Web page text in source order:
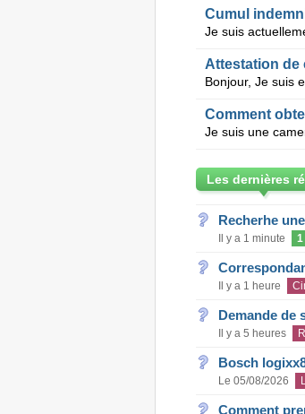
Cumul
Attestation de
Comment
Les dernières
Recherhe
Il y a 1 minute 1
Il y a 1 heure
Demande de
Il y a 5 heures
Bosch
Le 05/08/2026
Comment